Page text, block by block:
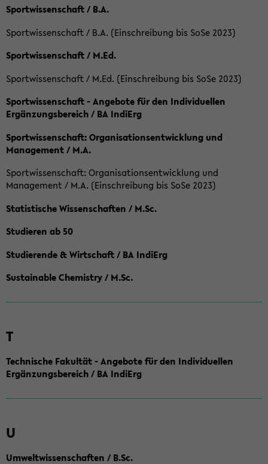
Sportwissenschaft / B.A.
Sportwissenschaft / B.A. (Einschreibung bis SoSe 2023)
Sportwissenschaft / M.Ed.
Sportwissenschaft / M.Ed. (Einschreibung bis SoSe 2023)
Sportwissenschaft - Angebote für den Individuellen
Ergänzungsbereich / BA IndiErg
Sportwissenschaft: Organisationsentwicklung und
Management / M.A.
Sportwissenschaft: Organisationsentwicklung und
Management / M.A. (Einschreibung bis SoSe 2023)
Statistische Wissenschaften / M.Sc.
Studieren ab 50
Studierende & Wirtschaft / BA IndiErg
Sustainable Chemistry / M.Sc.
T
Technische Fakultät - Angebote für den Individuellen
Ergänzungsbereich / BA IndiErg
U
Umweltwissenschaften / B.Sc.